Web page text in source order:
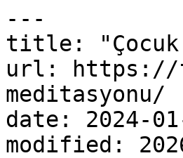
---
title: "Çocuk
url: https://
meditasyonu/
date: 2024-
modified: